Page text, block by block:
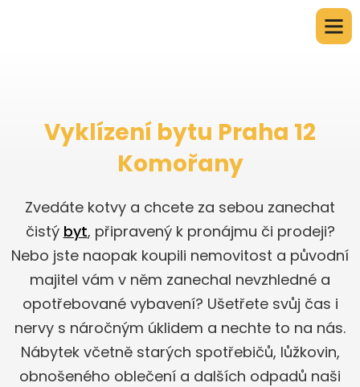
Vyklízení bytu Praha 12
Komořany
Zvedáte kotvy a chcete za sebou zanechat
čistý byt, připravený k pronájmu či prodeji?
Nebo jste naopak koupili nemovitost a původní
majitel vám v něm zanechal nevzhledné a
opotřebované vybavení? Ušetřete svůj čas i
nervy s náročným úklidem a nechte to na nás.
Nábytek včetně starých spotřebičů, lůžkovin,
obnošeného oblečení a dalších odpadů naši